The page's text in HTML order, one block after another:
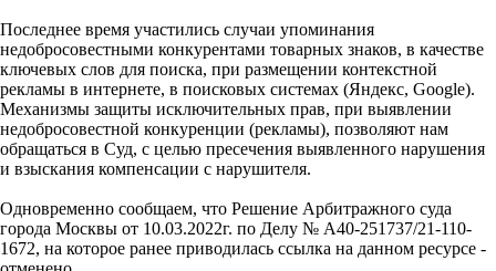
Последнее время участились случаи упоминания
недобросовестными конкурентами товарных знаков, в качестве
ключевых слов для поиска, при размещении контекстной
рекламы в интернете, в поисковых системах (Яндекс, Google).
Механизмы защиты исключительных прав, при выявлении
недобросовестной конкуренции (рекламы), позволяют нам
обращаться в Суд, с целью пресечения выявленного нарушения
и взыскания компенсации с нарушителя.
Одновременно сообщаем, что Решение Арбитражного суда
города Москвы от 10.03.2022г. по Делу № А40-251737/21-110-
1672, на которое ранее приводилась ссылка на данном ресурсе -